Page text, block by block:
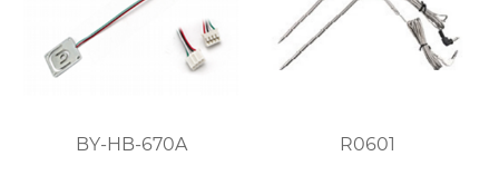
BY-HB-670A R0601